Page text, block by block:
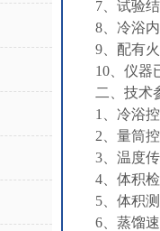
7、试验
8、冷浴
9、配有
10、仪器
二、技术
1、冷浴
2、量筒
3、温度
4、体积
5、体积
6、蒸馏